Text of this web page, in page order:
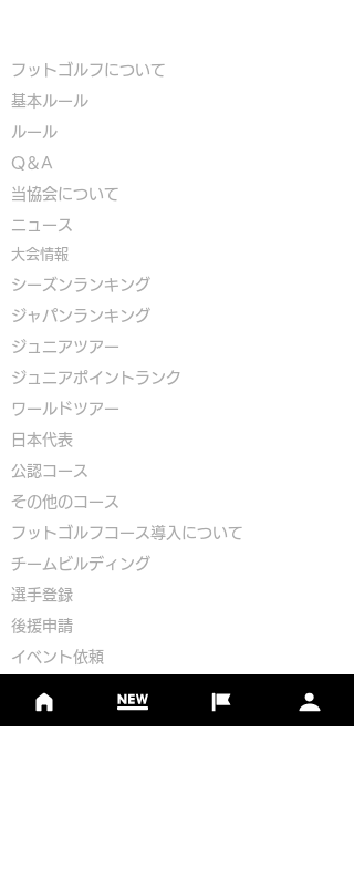
フットゴルフについて
基本ルール
ルール
Q＆A
​当協会について
​ニュース
大会情報
シーズンランキング
ジャパンランキング
ジュニアツアー
ジュニアポイントランク
​ワールドツアー
​​日本代表
公認コース
​その他のコース
​ フットゴルフコース導入について
​チームビルディング
選手登録​
​後援申請
​イベント依頼